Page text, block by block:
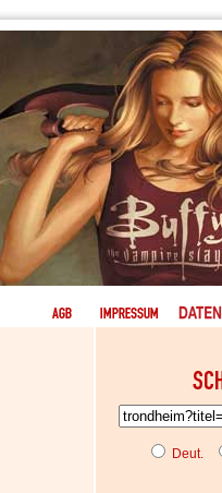
Deut.